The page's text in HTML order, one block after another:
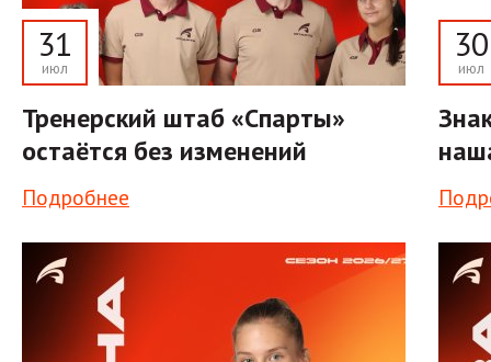
31
июл
Тренерский штаб «Спарты»
остаётся без изменений
Подробнее
30
июл